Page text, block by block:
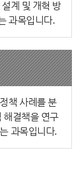
계 및 개혁 방
과목입니다.
책 사례를 분
해결책을 연구
과목입니다.